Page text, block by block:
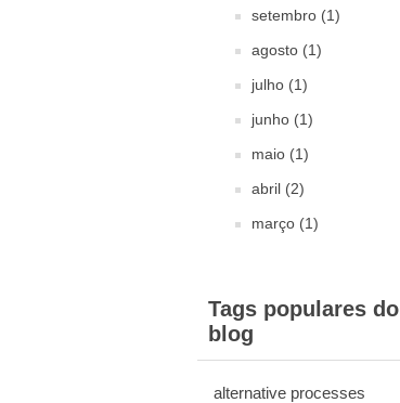
setembro (1)
agosto (1)
julho (1)
junho (1)
maio (1)
abril (2)
março (1)
Tags populares do
blog
alternative processes